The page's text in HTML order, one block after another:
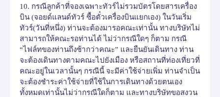
10. กรณีลูกค้าที่จองเฉพาะทัวร์ไม่รวมบัตรโดยสารเครื่อง
บิน (จอยด์แลนด์ทัวร์ ซื้อตั๋วเครื่องบินแยกเอง) ในวันเริ่ม
ทัวร์(วันที่หนึ่ง) ท่านจะต้องมารอคณะเท่านั้น ทางบริษัทไม่
สามารถให้คณะรอท่านได้ ไม่ว่ากรณีใดๆ ก็ตาม กรณี
“ไฟล์ทของท่านถึงช้ากว่าคณะ” และยืนยันเดินทาง ท่าน
จะต้องเดินทางตามคณะไปยังเมือง หรือสถานที่ท่องเที่ยวที่
คณะอยู่ในเวลานั้นๆ กรณีนี้ จะมีค่าใช้จ่ายเพิ่ม ท่านจำเป็น
จะต้องชำระค่าใช้จ่ายที่ใช้ในการเดินทางด้วยตนเอง
ทั้งหมดเท่านั้นไม่ว่ากรณีใดก็ตาม และทางบริษัทขอสงวน